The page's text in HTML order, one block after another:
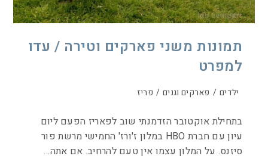
תמונות משני פארקים וטירה / עדו
למפרט
ילדים / פארקים וגנים / פריז
בתחילת אוקטובר הזדמנתי שוב לפאריז הפעם ליום
עיון עם חברת HBO במלון ז'ורז' החמישי מרשת פור
סיזנס. על המלון עצמו אין טעם להרחיב. אם אתה…